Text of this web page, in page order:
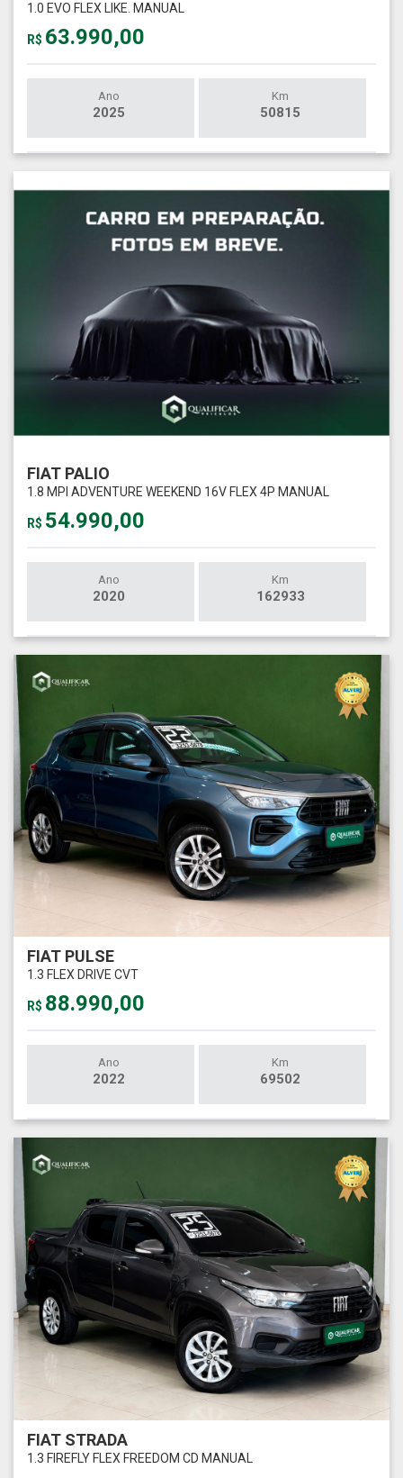
1.0 EVO FLEX LIKE. MANUAL
R$ 63.990,00
Ano
2025
Km
50815
FIAT PALIO
1.8 MPI ADVENTURE WEEKEND 16V FLEX 4P MANUAL
R$ 54.990,00
Ano
2020
Km
162933
FIAT PULSE
1.3 FLEX DRIVE CVT
R$ 88.990,00
Ano
2022
Km
69502
FIAT STRADA
1.3 FIREFLY FLEX FREEDOM CD MANUAL